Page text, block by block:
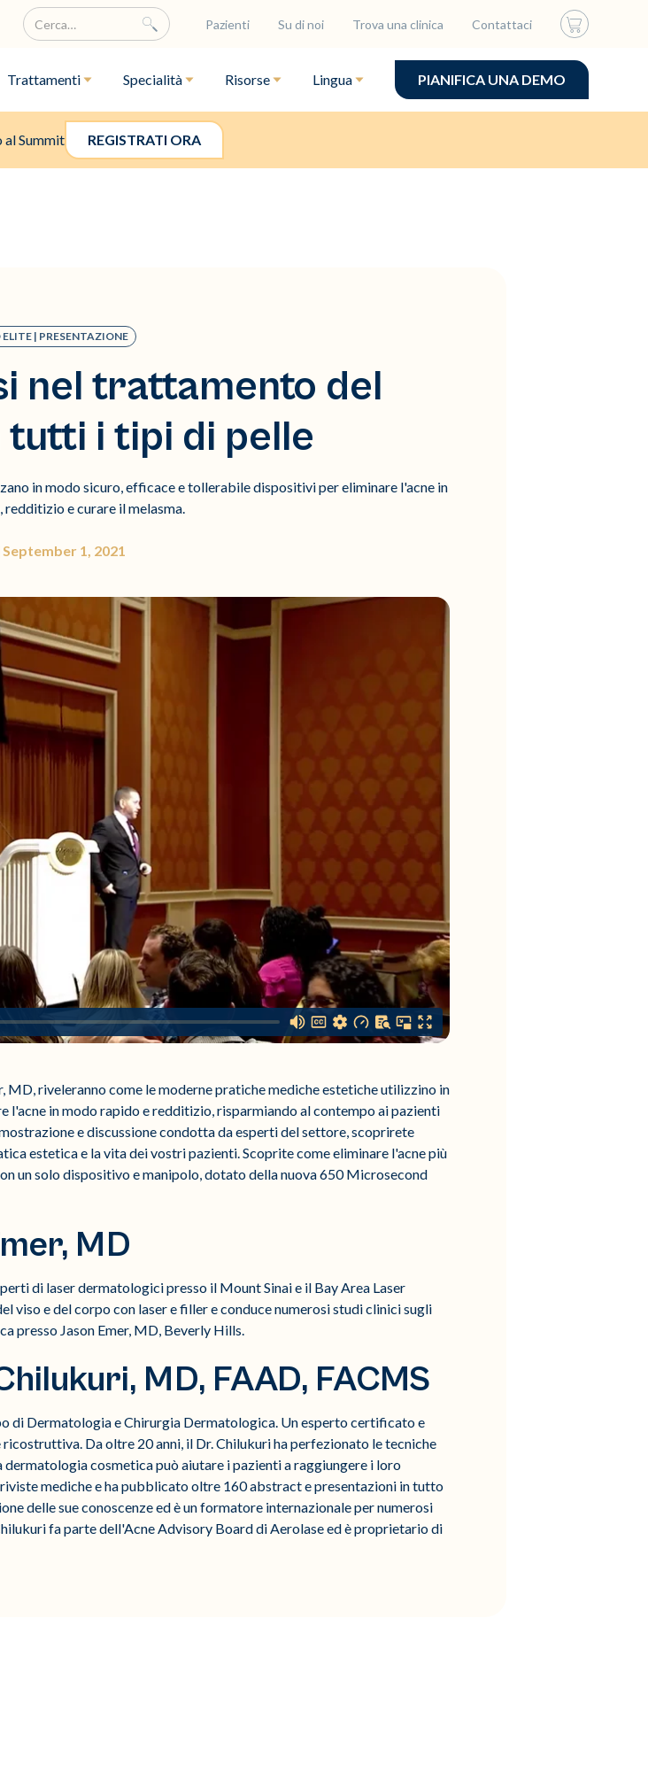
Pazienti Su di noi Trova una clinica Contattaci
Trattamenti Specialità Risorse Lingua PIANIFICA UNA DEMO
al Summit REGISTRATI ORA
ELITE | PRESENTAZIONE
nel trattamento del
tutti i tipi di pelle
in modo sicuro, efficace e tollerabile dispositivi per eliminare l'acne in
redditizio e curare il melasma.
September 1, 2021
MD, riveleranno come le moderne pratiche mediche estetiche utilizzino in
in modo rapido e redditizio, risparmiando al contempo ai pazienti
e discussione condotta da esperti del settore, scoprirete
estetica e la vita dei vostri pazienti. Scoprite come eliminare l'acne più
un solo dispositivo e manipolo, dotato della nuova 650 Microsecond
MD
di laser dermatologici presso il Mount Sinai e il Bay Area Laser
viso e del corpo con laser e filler e conduce numerosi studi clinici sugli
presso Jason Emer, MD, Beverly Hills.
MD, FAAD, FACMS
di Dermatologia e Chirurgia Dermatologica. Un esperto certificato e
Da oltre 20 anni, il Dr. Chilukuri ha perfezionato le tecniche
cosmetica può aiutare i pazienti a raggiungere i loro
mediche e ha pubblicato oltre 160 abstract e presentazioni in tutto
delle sue conoscenze ed è un formatore internazionale per numerosi
fa parte dell'Acne Advisory Board di Aerolase ed è proprietario di